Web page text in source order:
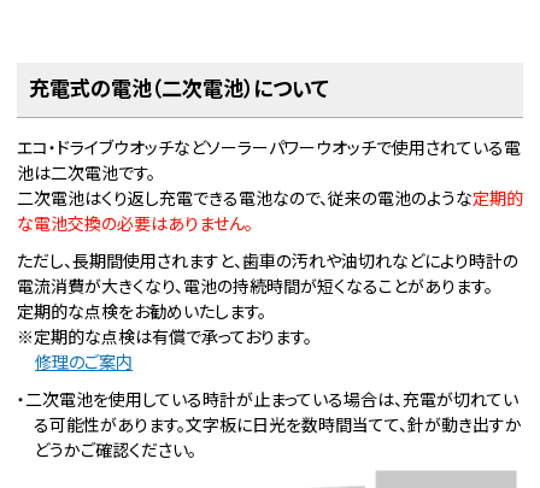
充電式の電池（二次電池）について
エコ・ドライブウオッチなどソーラーパワーウオッチで使用されている電
池は二次電池です。
二次電池はくり返し充電できる電池なので、従来の電池のような定期的
な電池交換の必要はありません。
ただし、長期間使用されますと、歯車の汚れや油切れなどにより時計の
電流消費が大きくなり、電池の持続時間が短くなることがあります。
定期的な点検をお勧めいたします。
※定期的な点検は有償で承っております。
修理のご案内
・二次電池を使用している時計が止まっている場合は、充電が切れてい
る可能性があります。文字板に日光を数時間当てて、針が動き出すか
どうかご確認ください。